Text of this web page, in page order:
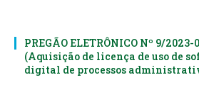
PREGÃO ELETRÔNICO Nº 9/
(Aquisição de licença de uso de
digital de processos